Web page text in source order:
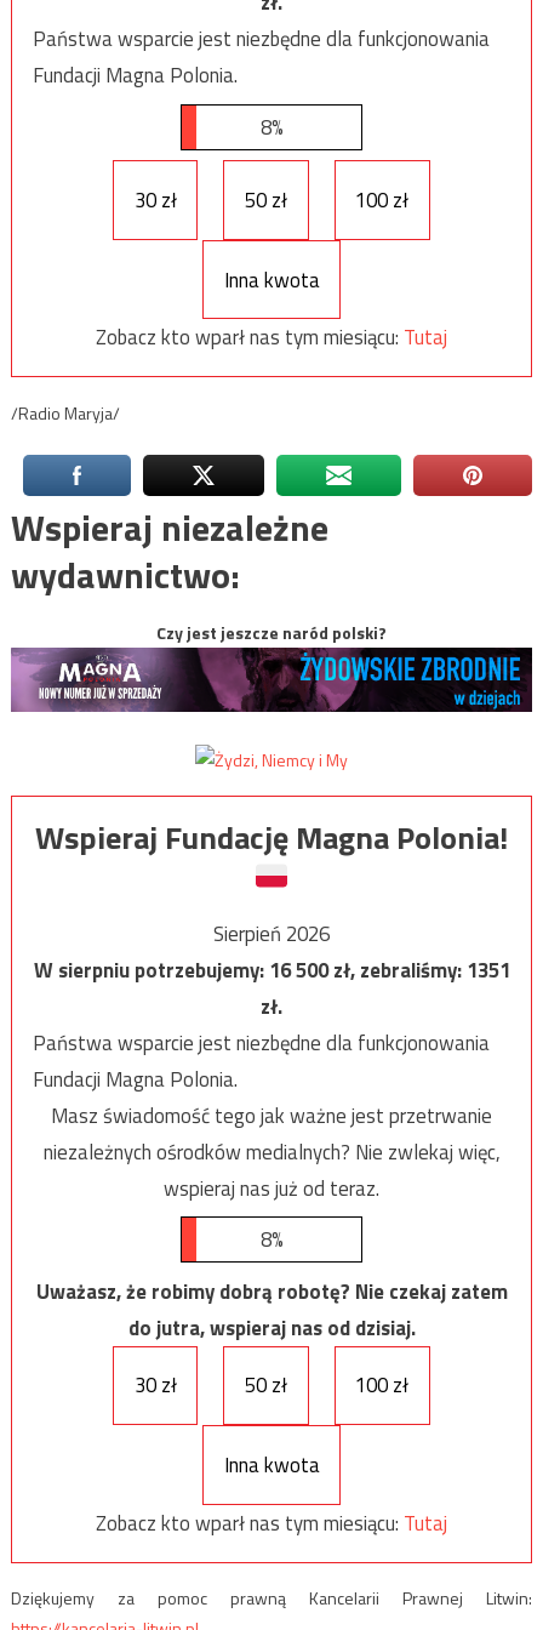
Państwa wsparcie jest niezbędne dla funkcjonowania
Fundacji Magna Polonia.
8%
30 zł 50 zł 100 zł
Inna kwota
Zobacz kto wparł nas tym miesiącu: Tutaj
/Radio Maryja/
Wspieraj niezależne
wydawnictwo:
Czy jest jeszcze naród polski?
Wspieraj Fundację Magna Polonia!
Sierpień 2026
W sierpniu potrzebujemy:16 500zł, zebraliśmy:1351
zł.
Państwa wsparcie jest niezbędne dla funkcjonowania
Fundacji Magna Polonia.
Masz świadomość tego jak ważne jest przetrwanie
niezależnych ośrodków medialnych? Nie zwlekaj więc,
wspieraj nas już od teraz.
8%
Uważasz, że robimy dobrą robotę? Nie czekaj zatem
do jutra, wspieraj nas od dzisiaj.
30 zł
50 zł 100 zł
Inna kwota
Zobacz kto wparł nas tym miesiącu: Tutaj
Dziękujemy za pomoc prawną Kancelarii Prawnej Litwin: